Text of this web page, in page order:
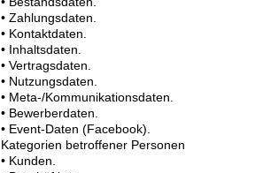
• Zahlungsdaten.
• Kontaktdaten.
• Inhaltsdaten.
• Vertragsdaten.
• Nutzungsdaten.
• Meta-/Kommunikationsdaten.
• Bewerberdaten.
• Event-Daten (Facebook).
Kategorien betroffener Personen
• Kunden.